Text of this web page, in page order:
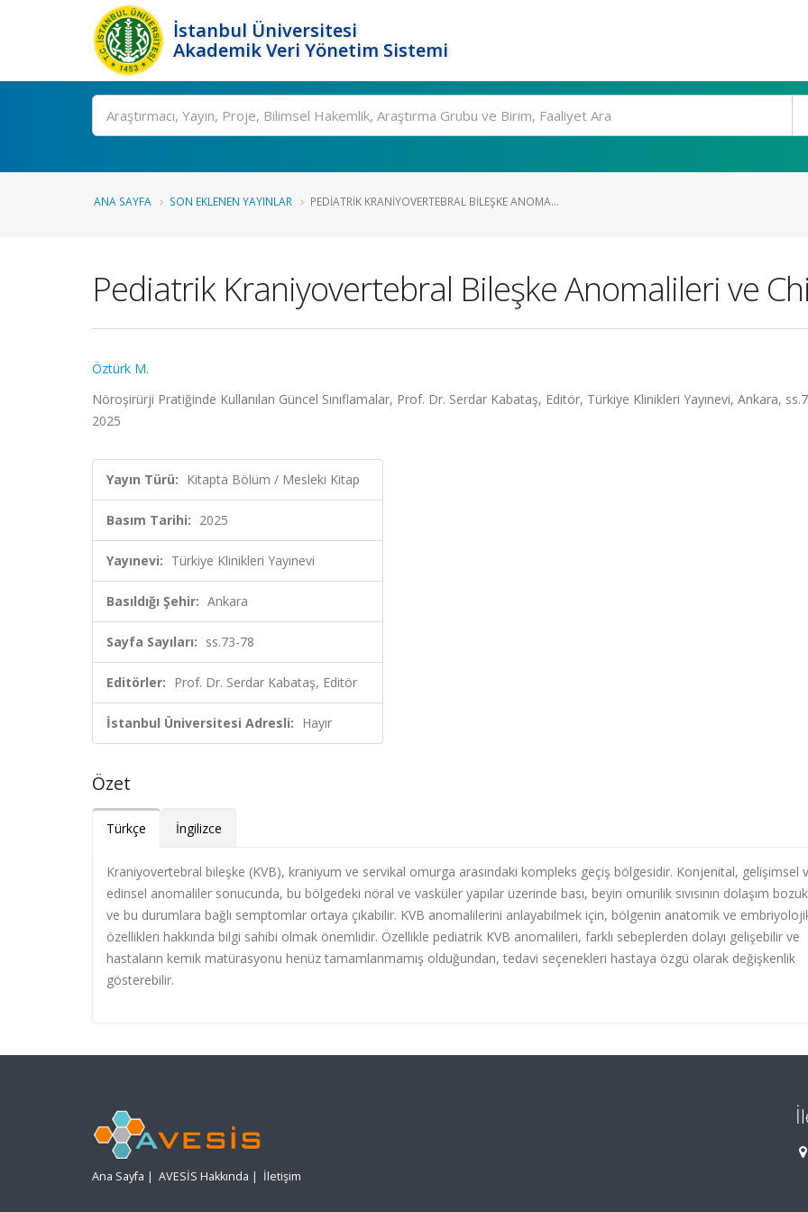
İstanbul Üniversitesi
Akademik Veri Yönetim Sistemi
Ara
ANA SAYFA SON EKLENEN YAYINLAR PEDIATRIK KRANIYOVERTEBRAL BILEŞKE ANOMA...
Pediatrik Kraniyovertebral Bileşke Anomalileri ve
Öztürk M.
Nöroşirürji Pratiğinde Kullanılan Güncel Sınıflamalar, Prof. Dr. Serdar Kabataş, Editör, Türkiye Klinikleri Yayınevi, Ankara,
2025
Yayın Türü: Kitapta Bölüm / Mesleki Kitap
Basım Tarihi: 2025
Yayınevi: Türkiye Klinikleri Yayınevi
Basıldığı Şehir: Ankara
Sayfa Sayıları: ss.73-78
Editörler: Prof. Dr. Serdar Kabataş, Editör
İstanbul Üniversitesi Adresli: Hayır
Özet
Türkçe İngilizce
Kraniyovertebral bileşke (KVB), kraniyum ve servikal omurga arasındaki kompleks geçiş bölgesidir. Konjenital, gelişimsel
edinsel anomaliler sonucunda, bu bölgedeki nöral ve vasküler yapılar üzerinde bası, beyin omurilik sıvısının dolaşım
ve bu durumlara bağlı semptomlar ortaya çıkabilir. KVB anomalilerini anlayabilmek için, bölgenin anatomik ve
özellikleri hakkında bilgi sahibi olmak önemlidir. Özellikle pediatrik KVB anomalileri, farklı sebeplerden dolayı gelişebilir ve
hastaların kemik matürasyonu henüz tamamlanmamış olduğundan, tedavi seçenekleri hastaya özgü olarak değişkenlik
gösterebilir.
Ana Sayfa | AVESİS Hakkında | İletişim